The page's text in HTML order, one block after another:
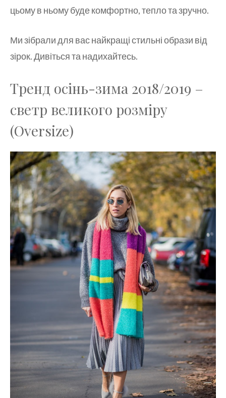
цьому в ньому буде комфортно, тепло та зручно.
Ми зібрали для вас найкращі стильні образи від
зірок. Дивіться та надихайтесь.
Тренд осінь-зима 2018/2019 –
светр великого розміру
(Oversize)